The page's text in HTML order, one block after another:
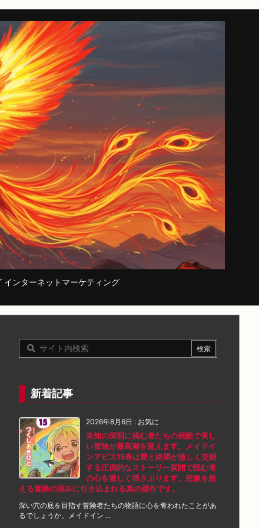
ンターネットマーケティング
新着記事
2026年8月6日 : お気に
未知の深淵に挑む者たちの残酷で美し
い冒険が最高潮を迎えます。メイドイ
ンアビス15巻は愛と絶望が激しく交錯
する圧倒的なストーリー展開で読む者
の心を激しく揺さぶります。想像を超
える冒険の深みに引き込まれる真の傑作です。
深い穴の底を目指す冒険者たちの物語に心を奪われたことがあ
るでしょうか。メイドイン ...